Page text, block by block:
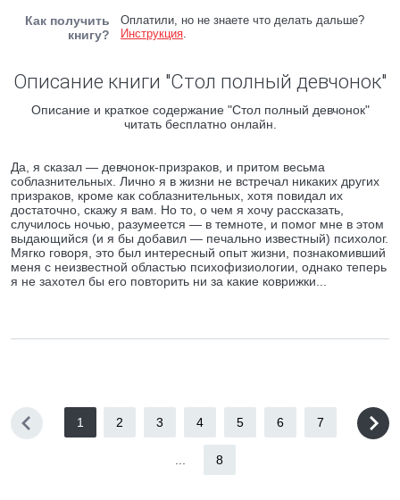
Как получить
книгу?
Оплатили, но не знаете что делать дальше?
Инструкция.
Описание книги "Стол полный девчонок"
Описание и краткое содержание "Стол полный девчонок"
читать бесплатно онлайн.
Да, я сказал — девчонок-призраков, и притом весьма
соблазнительных. Лично я в жизни не встречал никаких других
призраков, кроме как соблазнительных, хотя повидал их
достаточно, скажу я вам. Но то, о чем я хочу рассказать,
случилось ночью, разумеется — в темноте, и помог мне в этом
выдающийся (и я бы добавил — печально известный) психолог.
Мягко говоря, это был интересный опыт жизни, познакомивший
меня с неизвестной областью психофизиологии, однако теперь
я не захотел бы его повторить ни за какие коврижки...
1 2 3 4 5 6 7
8